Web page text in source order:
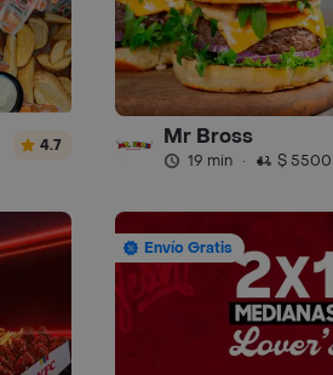
4.7 Mr Bross
19 min · $ 5500
Envío Gratis